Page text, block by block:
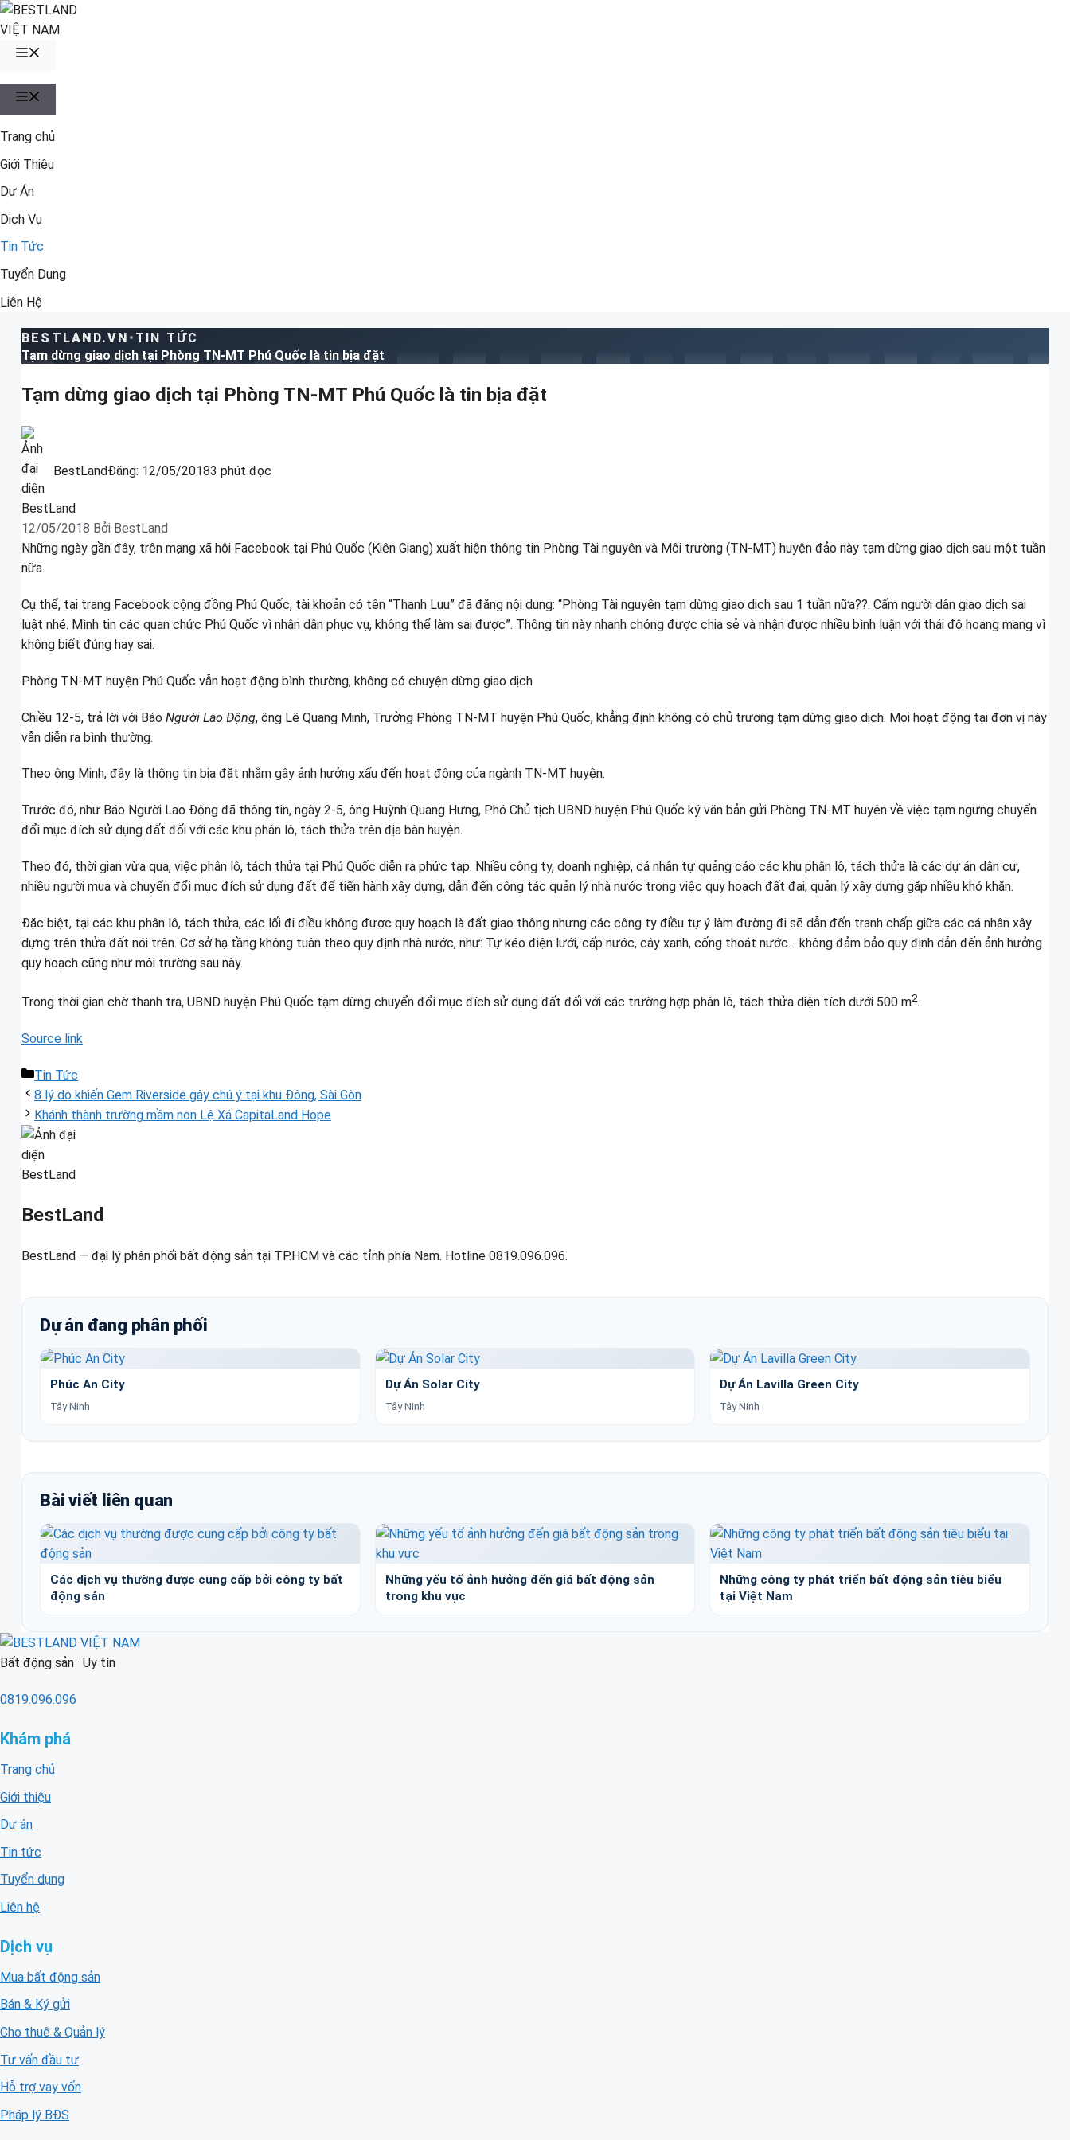
Chuyển
đến
Trang chủ
Giới Thiệu
Dự Án
Dịch Vụ
Tin Tức
Tuyển Dụng
Liên Hệ
BESTLAND.VN • TIN TỨC
Tạm dừng giao dịch tại Phòng TN-MT Phú Quốc là tin bịa đặt
Tạm dừng giao dịch tại Phòng TN-MT Phú Quốc là tin bịa đặt
BestLandĐăng: 12/05/20183 phút đọc
12/05/2018 Bởi BestLand
Những ngày gần đây, trên mạng xã hội Facebook tại Phú Quốc (Kiên Giang) xuất hiện thông tin Phòng Tài nguyên và Môi trường (TN-MT) huyện đảo này tạm dừng giao dịch sau một tuần
nữa.
Cụ thể, tại trang Facebook cộng đồng Phú Quốc, tài khoản có tên “Thanh Luu” đã đăng nội dung: “Phòng Tài nguyên tạm dừng giao dịch sau 1 tuần nữa??. Cấm người dân giao dịch sai
luật nhé. Mình tin các quan chức Phú Quốc vì nhân dân phục vụ, không thể làm sai được”. Thông tin này nhanh chóng được chia sẻ và nhận được nhiều bình luận với thái độ hoang mang vì
không biết đúng hay sai.
Phòng TN-MT huyện Phú Quốc vẫn hoạt động bình thường, không có chuyện dừng giao dịch
Chiều 12-5, trả lời với Báo Người Lao Động, ông Lê Quang Minh, Trưởng Phòng TN-MT huyện Phú Quốc, khẳng định không có chủ trương tạm dừng giao dịch. Mọi hoạt động tại đơn vị này
vẫn diễn ra bình thường.
Theo ông Minh, đây là thông tin bịa đặt nhằm gây ảnh hưởng xấu đến hoạt động của ngành TN-MT huyện.
Trước đó, như Báo Người Lao Động đã thông tin, ngày 2-5, ông Huỳnh Quang Hưng, Phó Chủ tịch UBND huyện Phú Quốc ký văn bản gửi Phòng TN-MT huyện về việc tạm ngưng chuyển
đổi mục đích sử dụng đất đối với các khu phân lô, tách thửa trên địa bàn huyện.
Theo đó, thời gian vừa qua, việc phân lô, tách thửa tại Phú Quốc diễn ra phức tạp. Nhiều công ty, doanh nghiệp, cá nhân tự quảng cáo các khu phân lô, tách thửa là các dự án dân cư,
nhiều người mua và chuyển đổi mục đích sử dụng đất để tiến hành xây dựng, dẫn đến công tác quản lý nhà nước trong việc quy hoạch đất đai, quản lý xây dựng gặp nhiều khó khăn.
Đặc biệt, tại các khu phân lô, tách thửa, các lối đi điều không được quy hoạch là đất giao thông nhưng các công ty điều tự ý làm đường đi sẽ dẫn đến tranh chấp giữa các cá nhân xây
dựng trên thửa đất nói trên. Cơ sở hạ tầng không tuân theo quy định nhà nước, như: Tự kéo điện lưới, cấp nước, cây xanh, cống thoát nước… không đảm bảo quy định dẫn đến ảnh hưởng
quy hoạch cũng như môi trường sau này.
Trong thời gian chờ thanh tra, UBND huyện Phú Quốc tạm dừng chuyển đổi mục đích sử dụng đất đối với các trường hợp phân lô, tách thửa diện tích dưới 500 m2.
Source link
Danh
mục
Tin Tức
8 lý do khiến Gem Riverside gây chú ý tại khu Đông, Sài Gòn
Khánh thành trường mầm non Lệ Xá CapitaLand Hope
BestLand
BestLand — đại lý phân phối bất động sản tại TP.HCM và các tỉnh phía Nam. Hotline 0819.096.096.
Dự án đang phân phối
Phúc An City
Tây Ninh
Dự Án Solar City
Tây Ninh
Dự Án Lavilla Green City
Tây Ninh
Bài viết liên quan
Các dịch vụ thường được cung cấp bởi công ty bất
động sản
Những yếu tố ảnh hưởng đến giá bất động sản
trong khu vực
Những công ty phát triển bất động sản tiêu biểu
tại Việt Nam
Bất động sản · Uy tín
0819.096.096
Khám phá
Trang chủ
Giới thiệu
Dự án
Tin tức
Tuyển dụng
Liên hệ
Dịch vụ
Mua bất động sản
Bán & Ký gửi
Cho thuê & Quản lý
Tư vấn đầu tư
Hỗ trợ vay vốn
Pháp lý BĐS